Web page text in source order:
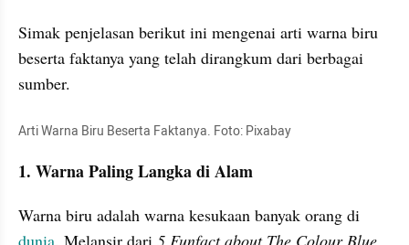
Simak penjelasan berikut ini mengenai arti warna biru
beserta faktanya yang telah dirangkum dari berbagai
sumber.
Arti Warna Biru Beserta Faktanya. Foto: Pixabay
1. Warna Paling Langka di Alam